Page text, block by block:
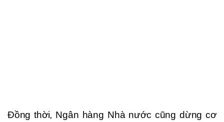
Đồng thời, Ngân hàng Nhà nước cũng dừng cơ